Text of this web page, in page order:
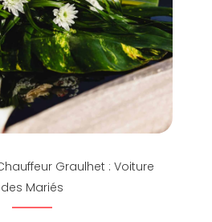
Graulhet : Voiture
des Mariés